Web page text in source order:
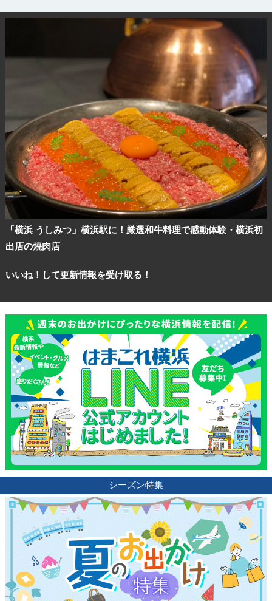
「横浜 うしみつ」横浜駅に！厳選和牛料理で感動体験・横浜初
出店の焼肉店
いいね！して更新情報を受け取る！
シーズン特集
観光ガイド
ランキング
ブログ記事
サイトについて